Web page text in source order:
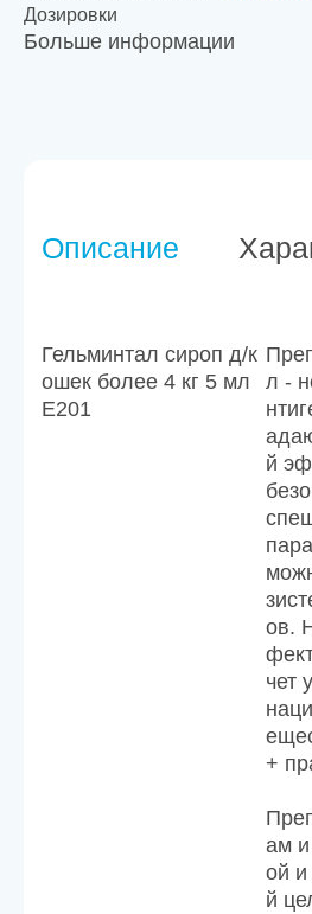
Дозировки
Товарная категория
Больше информации
Описание
Гельминтал сироп д/к
ошек более 4 кг 5 мл
E201
л -
й
ов.
чет
+
ам и
ой и
й